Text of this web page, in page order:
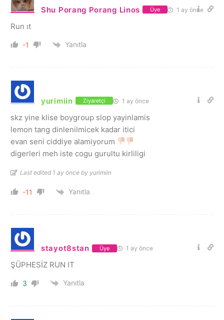
Shu Porang Porang Linos Üye 1 ay önce
Run ıt
-1 Yanıtla
yurimiin Ziyaretçi 1 ay önce
skz yine klise boygroup slop yayinlamis
lemon tang dinlenilmicek kadar itici
evan seni ciddiye alamiyorum
digerleri meh iste cogu gurultu kirliligi
Last edited 1 ay önce by yurimiin
-11 Yanıtla
stayot8stan Üye 1 ay önce
ŞÜPHESİZ RUN IT
3 Yanıtla